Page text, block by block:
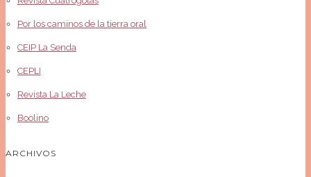
Por los caminos de la tierra oral
CEIP La Senda
CEPLI
Revista La Leche
Boolino
ARCHIVOS